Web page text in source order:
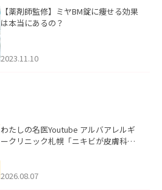
【薬剤師監修】ミヤBM錠に痩せる効果
は本当にあるの？
2023.11.10
わたしの名医Youtube アルバアレルギ
ークリニック札幌「ニキビが皮膚科で
ました。
2026.08.07